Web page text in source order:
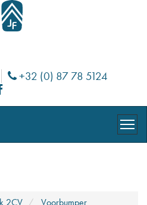
Phone
+32 (0) 87 78 5124
Facebook
2CV Voorbumper